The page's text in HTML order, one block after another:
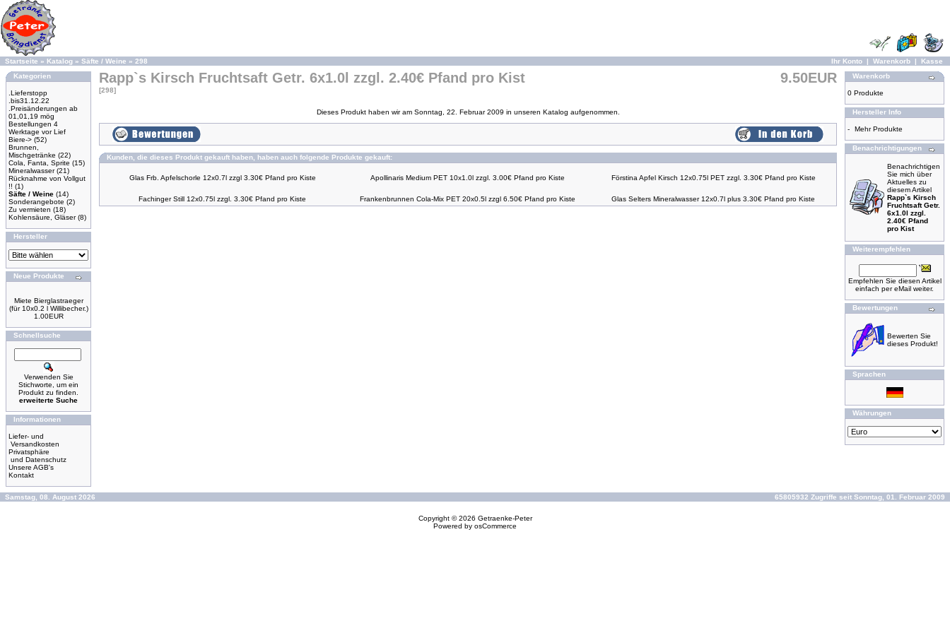
Startseite » Katalog » Säfte / Weine » 298 Ihr Konto | Warenkorb | Kasse
Kategorien
.Lieferstopp
.bis31.12.22
.Preisänderungen ab
01,01,19 mög
Bestellungen 4
Werktage vor Lief
Biere-> (52)
Brunnen,
Mischgetränke (22)
Cola, Fanta, Sprite (15)
Mineralwasser(21)
Rücknahme von Vollgut
!! (1)
Säfte / Weine (14)
Sonderangebote (2)
Zu vermieten (18)
Kohlensäure, Gläser(8)
Hersteller
Neue Produkte
Miete Bierglastraeger
(für 10x0.2 l Willibecher.)
1.00EUR
Schnellsuche
Verwenden Sie
Stichworte, um ein
Produkt zu finden.
erweiterte Suche
Informationen
Liefer- und
Versandkosten
Privatsphäre
und Datenschutz
Unsere AGB's
Kontakt
Rapp`s Kirsch Fruchtsaft Getr. 6x1.0l zzgl. 2.40€ Pfand pro Kist
[298]
9.50EUR
Dieses Produkt haben wir am Sonntag, 22. Februar 2009 in unseren Katalog aufgenommen.
Kunden, die dieses Produkt gekauft haben, haben auch folgende Produkte gekauft:
Glas Frb. Apfelschorle 12x0.7l zzgl 3.30€ Pfand pro Kiste Apollinaris Medium PET 10x1.0l zzgl. 3.00€ Pfand pro Kiste Förstina Apfel Kirsch 12x0.75l PET zzgl. 3.30€ Pfand pro Kiste
Fachinger Still 12x0.75l zzgl. 3.30€ Pfand pro Kiste Frankenbrunnen Cola-Mix PET 20x0.5l zzgl 6.50€ Pfand pro Kiste Glas Selters Mineralwasser 12x0.7l plus 3.30€ Pfand pro Kiste
Warenkorb
0 Produkte
Hersteller Info
- Mehr Produkte
Benachrichtigungen
Benachrichtigen
Sie mich über
Aktuelles zu
diesem Artikel
Rapp`s Kirsch
Fruchtsaft Getr.
6x1.0l zzgl.
2.40€ Pfand
pro Kist
Weiterempfehlen
Empfehlen Sie diesen Artikel
einfach per eMail weiter.
Bewertungen
Bewerten Sie
dieses Produkt!
Sprachen
Währungen
Samstag, 08. August 2026 65805932 Zugriffe seit Sonntag, 01. Februar 2009
Copyright © 2026 Getraenke-Peter
Powered by osCommerce